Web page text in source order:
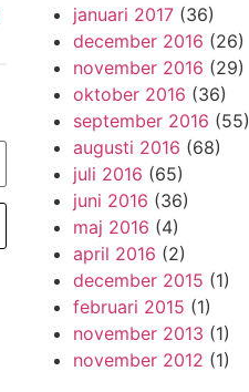
januari 2017 (36)
december 2016 (26)
november 2016 (29)
oktober 2016 (36)
september 2016 (55)
augusti 2016 (68)
juli 2016 (65)
juni 2016 (36)
maj 2016 (4)
april 2016 (2)
december 2015 (1)
februari 2015 (1)
november 2013 (1)
november 2012 (1)